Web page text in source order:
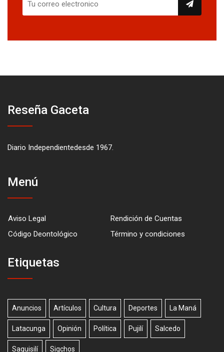
Reseña Gaceta
Diario Independientedesde 1967.
Menú
Aviso Legal
Rendición de Cuentas
Código Deontológico
Término y condiciones
Etiquetas
Anuncios Artículos Cultura Deportes La Maná
Latacunga Opinión Política Pujilí Salcedo
Saquisilí Sigchos